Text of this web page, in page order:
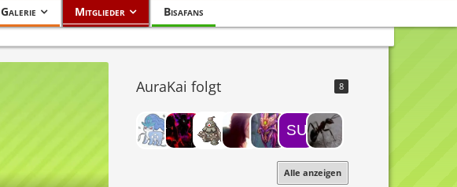
Galerie Mitglieder Bisafans
AuraKai folgt 8
Alle anzeigen